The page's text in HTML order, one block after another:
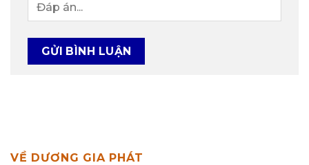
VỀ DƯƠNG GIA PHÁT